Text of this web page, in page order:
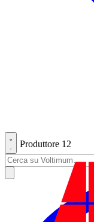
Produttore 12